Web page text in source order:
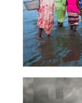
France